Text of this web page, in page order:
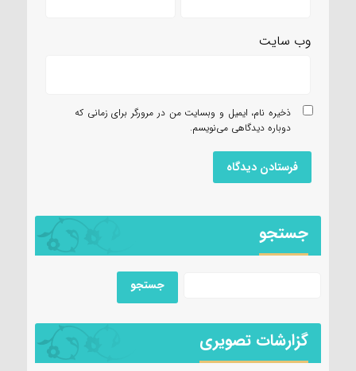
وب‌ سایت
ذخیره نام، ایمیل و وبسایت من در مرورگر برای زمانی که
دوباره دیدگاهی می‌نویسم.
جستجو
گزارشات تصویری